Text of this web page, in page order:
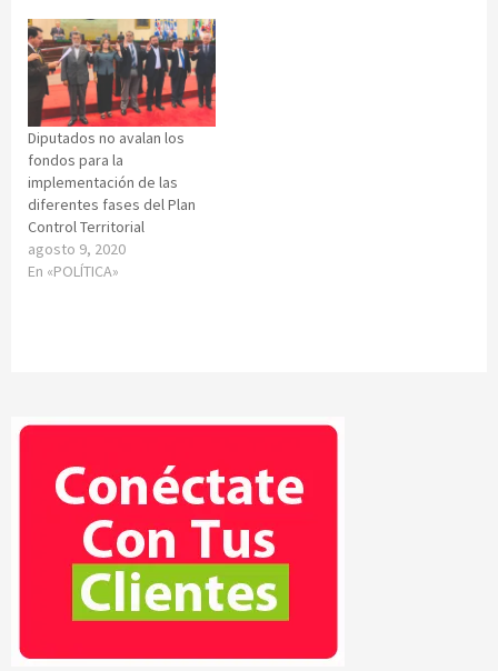
Diputados no avalan los
fondos para la
implementación de las
diferentes fases del Plan
Control Territorial
agosto 9, 2020
En «POLÍTICA»